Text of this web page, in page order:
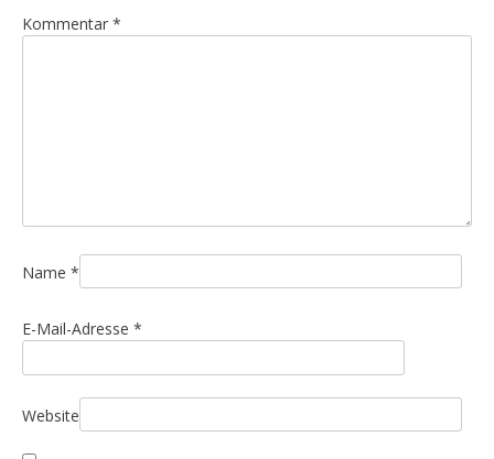
Kommentar *
Name *
E-Mail-Adresse *
Website